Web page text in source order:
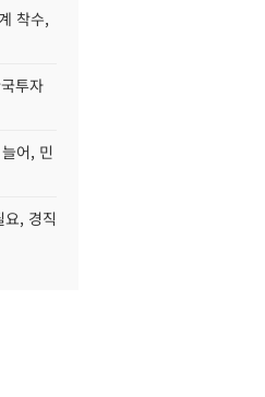
착수,
투자
어, 민
, 경직